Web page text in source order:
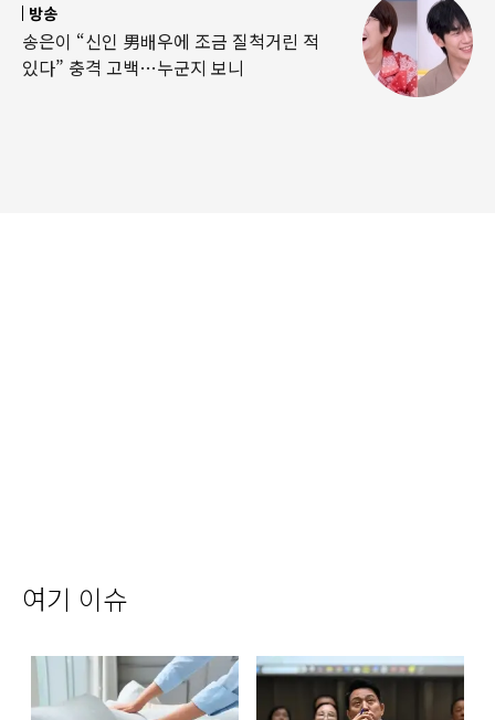
방송
송은이 “신인 男배우에 조금 질척거린 적
있다” 충격 고백…누군지 보니
여기 이슈